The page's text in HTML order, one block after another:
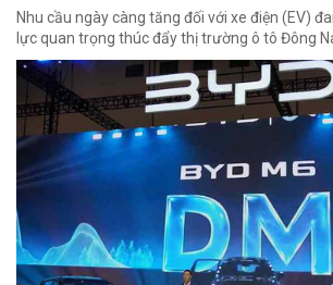
Nhu cầu ngày càng tăng đối với xe điện (EV)
lực quan trọng thúc đẩy thị trường ô tô Đông